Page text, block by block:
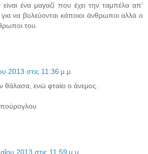
είναι ένα μαγαζί που έχει την ταμπέλα απ’
να βολεύονται κάποιοι άνθρωποι αλλά ο
του.
2013 στις 11:36 μ.μ.
θάλασα, ενώ φταίει ο άνεμος.
2013 στις 11:59 μ.μ.